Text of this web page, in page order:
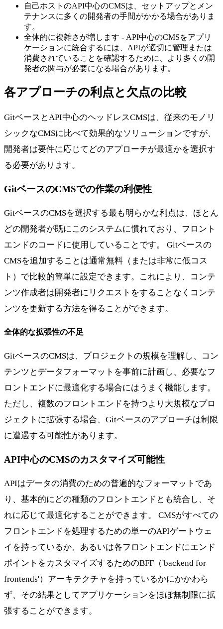
自己ホストのAPI中心のCMSは、セットアップとメン
テナンスに多くの開発者の手間がかかる場合がありま
す。
全体的に複雑さが増します - API中心のCMSをアプリ
ケーションに統合するには、APIが適切に管理または
消費されていることを確認するために、より多くの開
発者の関与が必要になる場合があります。
各アプローチの利点と欠点の比較
GitベースとAPI中心のヘッドレスCMSは、従来のモノリ
シックなCMSに比べて効果的なソリューションですが、
開発者は要件に応じてどのアプローチが最適かを選択す
る必要があります。
GitベースのCMSでの作業の利便性
GitベースのCMSを選択する最も明らかな利点は、ほとん
どの開発者が既にこのシステムに慣れており、フロント
エンドのコードに使用していることです。 Gitベースの
CMSを追加することは通常無料（または非常に低コス
ト）で比較的簡単に設定できます。これにより、コンテ
ンツ作成者は開発者にリクエストをすることなくコンテ
ンツを更新する方法を得ることができます。
全体的な拡張性の不足
GitベースのCMSは、プロジェクトの規模を理解し、コン
テンツとデータフォーマットを事前に計画し、必要なフ
ロントエンドに最適化する場合にはうまく機能します。
ただし、複数のフロントエンドを持つより大規模なプロ
ジェクトに拡張する場合、Gitベースのアプローチは制限
に遭遇する可能性があります。
API中心のCMSのカスタマイズ可能性
APIはデータの消費のための普遍的なフォーマットであ
り、基本的にどの種類のフロントエンドとも統合し、そ
れに応じて最適化することができます。 CMSがすべての
フロントエンドを処理するための単一のAPIゲートウェ
イを持っているか、あるいは各フロントエンドにエンド
ポイントをカスタマイズするためのBFF（'backend for
frontends'）アーキテクチャを持っているかにかかわら
ず、その結果としてアプリケーションをほぼ無制限に拡
張することができます。